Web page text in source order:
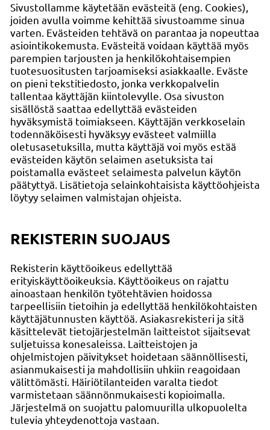
Sivustollamme käytetään evästeitä (eng. Cookies),
joiden avulla voimme kehittää sivustoamme sinua
varten. Evästeiden tehtävä on parantaa ja nopeuttaa
asiointikokemusta. Evästeitä voidaan käyttää myös
parempien tarjousten ja henkilökohtaisempien
tuotesuositusten tarjoamiseksi asiakkaalle. Eväste
on pieni tekstitiedosto, jonka verkkopalvelin
tallentaa käyttäjän kiintolevylle. Osa sivuston
sisällöstä saattaa edellyttää evästeiden
hyväksymistä toimiakseen. Käyttäjän verkkoselain
todennäköisesti hyväksyy evästeet valmiilla
oletusasetuksilla, mutta käyttäjä voi myös estää
evästeiden käytön selaimen asetuksista tai
poistamalla evästeet selaimesta palvelun käytön
päätyttyä. Lisätietoja selainkohtaisista käyttöohjeista
löytyy selaimen valmistajan ohjeista.
REKISTERIN SUOJAUS
Rekisterin käyttöoikeus edellyttää
erityiskäyttöoikeuksia. Käyttöoikeus on rajattu
ainoastaan henkilön työtehtävien hoidossa
tarpeellisiin tietoihin ja edellyttää henkilökohtaisten
käyttäjätunnusten käyttöä. Asiakasrekisteri ja sitä
käsittelevät tietojärjestelmän laitteistot sijaitsevat
suljetuissa konesaleissa. Laitteistojen ja
ohjelmistojen päivitykset hoidetaan säännöllisesti,
asianmukaisesti ja mahdollisiin uhkiin reagoidaan
välittömästi. Häiriötilanteiden varalta tiedot
varmistetaan säännönmukaisesti kopioimalla.
Järjestelmä on suojattu palomuurilla ulkopuolelta
tulevia yhteydenottoja vastaan.